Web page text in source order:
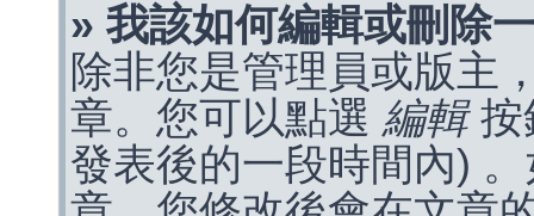
» 我該如何編輯或刪除
除非您是管理員或版主
章。您可以點選 編輯按
發表後的一段時間內)